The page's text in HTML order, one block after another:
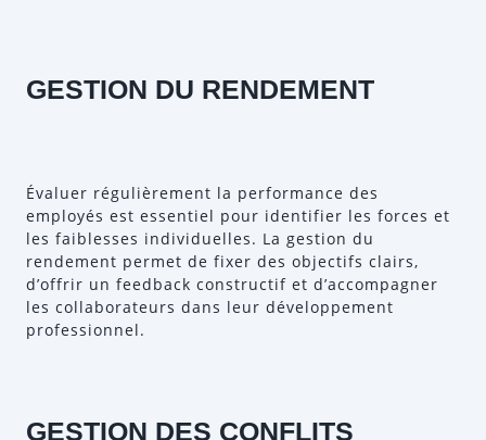
GESTION DU RENDEMENT
Évaluer régulièrement la performance des
employés est essentiel pour identifier les forces et
les faiblesses individuelles. La gestion du
rendement permet de fixer des objectifs clairs,
d’offrir un feedback constructif et d’accompagner
les collaborateurs dans leur développement
professionnel.
GESTION DES CONFLITS